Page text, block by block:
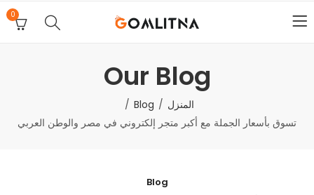
0
Our Blog
المنزل
Blog
تسوق بأسعار الجملة مع أكبر متجر إلكتروني في مصر والوطن العربي
Blog